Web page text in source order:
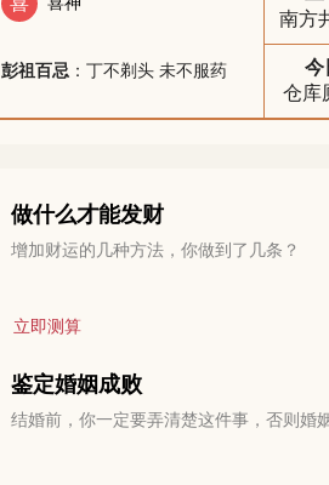
彭祖百忌 ：丁不剃头 未不服药
南方
今
仓库
做什么才能发财
增加财运的几种方法，你做到了几条？
立即测算
鉴定婚姻成败
结婚前，你一定要弄清楚这件事，否则婚